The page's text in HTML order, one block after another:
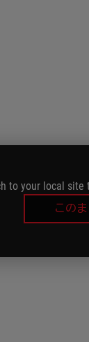
to your local site
この